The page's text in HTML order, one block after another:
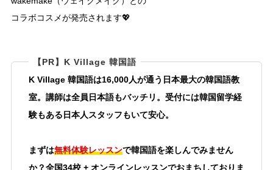
コラボコスメが発売されます💖
【PR】K Village 韓国語
K Village 韓国語は16,000人が通う日本最大の韓国語教
室。講師は全員日本語もバッチリ。受付には韓国留学経
験もある日本人スタッフもいて安心。
まずは無料体験レッスンで韓国語を楽しんでみません
か？全国34校 + オンラインレッスンでおまちしておりま